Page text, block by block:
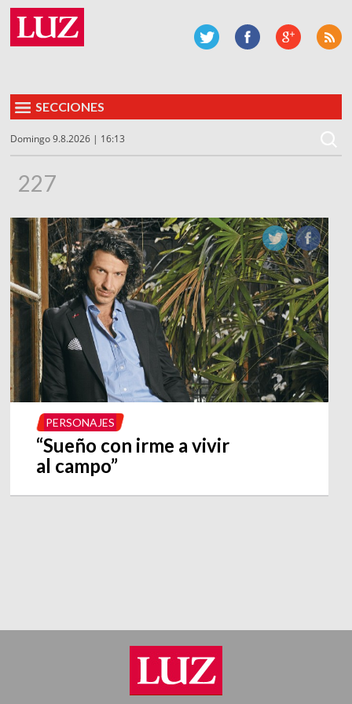
SECCIONES
Domingo 9.8.2026 | 16:13
227
PERSONAJES
“Sueño con irme a vivir
al campo”